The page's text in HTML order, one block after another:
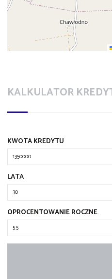
KALKULATOR
KWOTA KREDYTU
LATA
OPROCENTOWANIE ROCZNE